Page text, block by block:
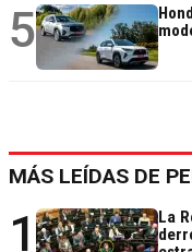
5
MÁS LEÍDAS DE
1
La